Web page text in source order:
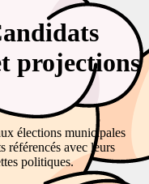
projections
élections municipales
référencés avec leurs
politiques.